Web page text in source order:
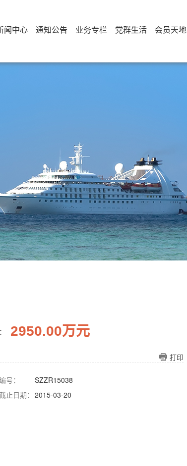
闻中心 通知公告 业务专栏 党群生活 会员天地
2950.00万元
打印
号：
SZZR15038
止日期： 2015-03-20